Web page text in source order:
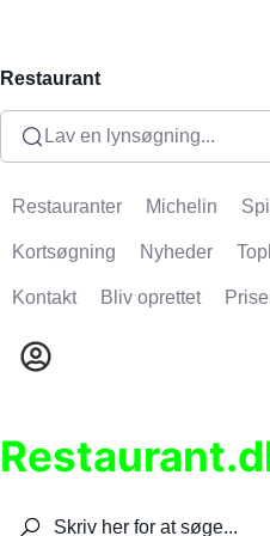
Restaurant
Lav en lynsøgning...
Restauranter Michelin
Kortsøgning Nyheder
Kontakt Bliv oprettet